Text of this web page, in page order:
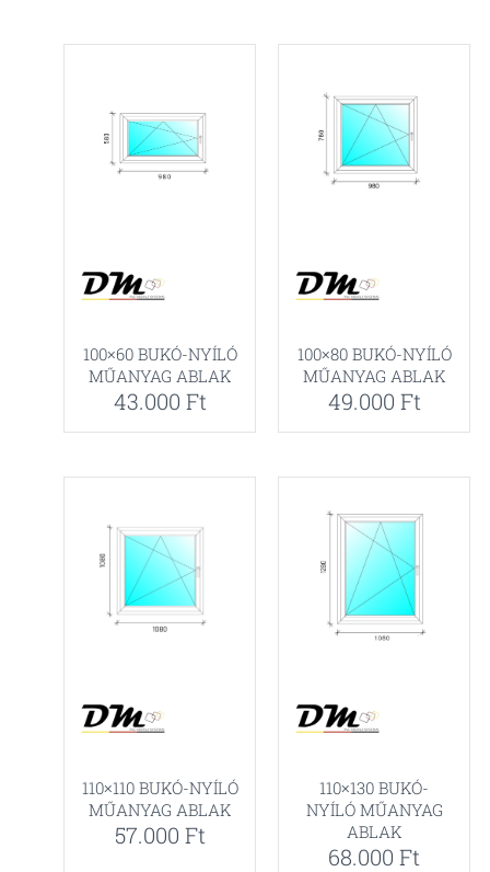
100×60 BUKÓ-NYÍLÓ
MŰANYAG ABLAK
43.000 Ft
100×80 BUKÓ-NYÍLÓ
MŰANYAG ABLAK
49.000 Ft
110×110 BUKÓ-NYÍLÓ
MŰANYAG ABLAK
57.000 Ft
110×130 BUKÓ-
NYÍLÓ MŰANYAG
ABLAK
68.000 Ft